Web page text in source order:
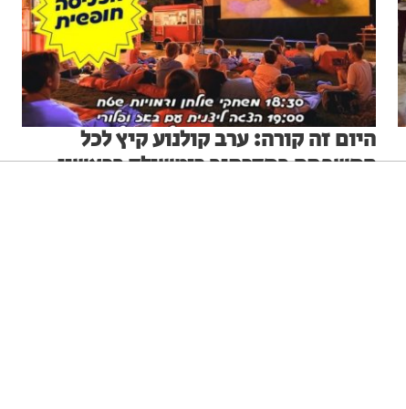
היום זה קורה: ערב קולנוע קיץ לכל
המשפחה במדרחוב רוטשילד בראשון